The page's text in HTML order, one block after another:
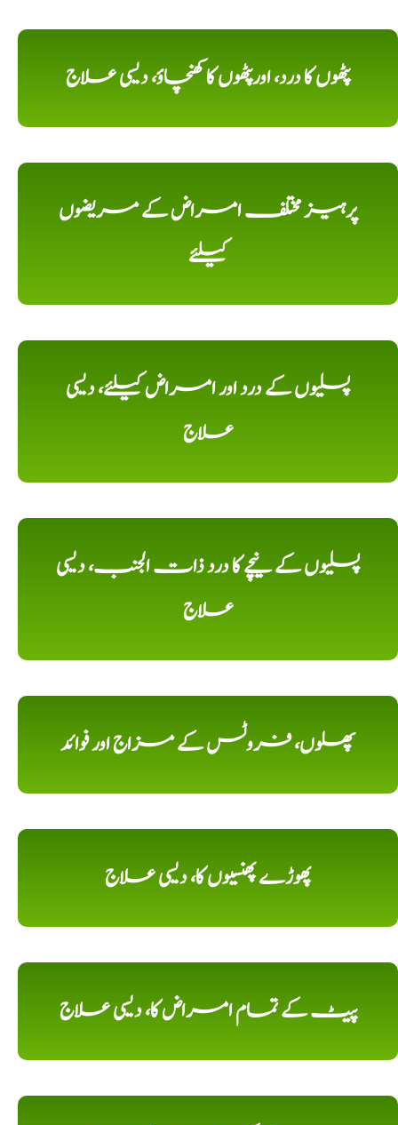
پٹھوں کا درد، اورپٹھوں کا کھنچاؤ، دیسی علاج
پرہیز مختلف امراض کے مریضوں
کیلئے
پسلیوں کے درد اور امراض کیلئے، دیسی
علاج
پسلیوں کے نیچے کا درد ذات الجنب، دیسی
علاج
پھلوں، فروٹس کے مزاج اور فوائد
پھوڑے پھنسیوں کا، دیسی علاج
پیٹ کے تمام امراض کا، دیسی علاج